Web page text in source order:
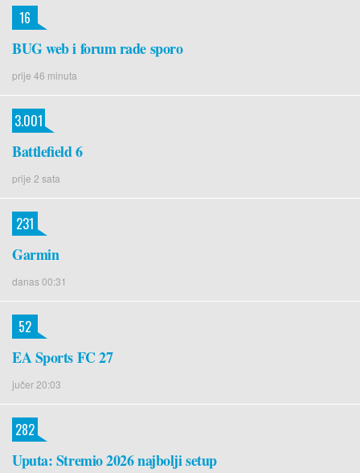
BUG web i forum rade sporo
prije 46 minuta
16
Battlefield 6
prije 2 sata
3.001
Garmin
danas 00:31
231
EA Sports FC 27
jučer 20:03
52
Uputa: Stremio 2026 najbolji setup
282